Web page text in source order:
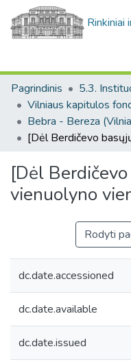
Rinkiniai
Pagrindinis
[Dėl
vienuolyno
Rodyti
dc.date.accessioned
dc.date.available
dc.date.issued